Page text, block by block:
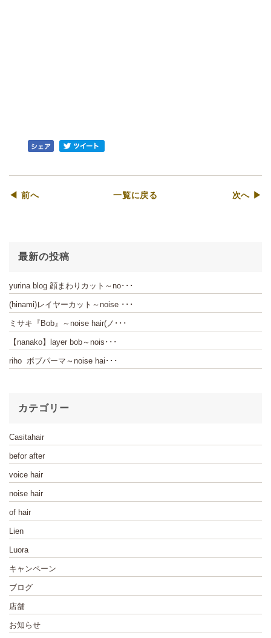
◀ 前へ 一覧に戻る 次へ ▶
最新の投稿
yurina blog 顔まわりカット～no･･･
(hinami)レイヤーカット～noise ･･･
ミサキ『Bob』～noise hair(ノ･･･
【nanako】layer bob～nois･･･
riho ボブパーマ～noise hai･･･
カテゴリー
Casitahair
befor after
voice hair
noise hair
of hair
Lien
Luora
キャンペーン
ブログ
店舗
お知らせ